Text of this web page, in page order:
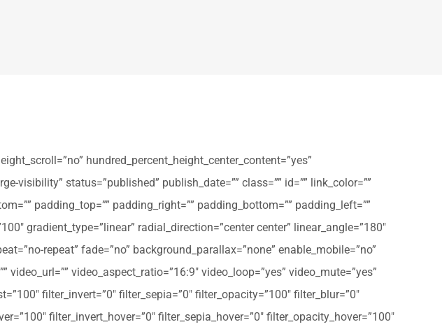
hundred_percent_height_center_content=”yes”
visibility” status=”published” publish_date=”” class=”” id=”” link_color=””
padding_top=”” padding_right=”” padding_bottom=”” padding_left=””
gradient_type=”linear” radial_direction=”center center” linear_angle=”180″
repeat” fade=”no” background_parallax=”none” enable_mobile=”no”
video_aspect_ratio=”16:9″ video_loop=”yes” video_mute=”yes”
filter_invert=”0″ filter_sepia=”0″ filter_opacity=”100″ filter_blur=”0″
filter_invert_hover=”0″ filter_sepia_hover=”0″ filter_opacity_hover=”100″